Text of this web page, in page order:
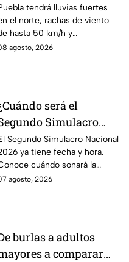
HOY sábado 8 de
tendrá lluvias fuertes
el norte, rachas de viento
hasta 50 km/h y
de hasta 40 °C
agosto, 2026
será el
Simulacro
2026? A esta
sonará la alerta
Segundo Simulacro Nacional
ya tiene fecha y hora.
cuándo sonará la
sísmica y qué ocurrirá
agosto, 2026
burlas a adultos
a comparar